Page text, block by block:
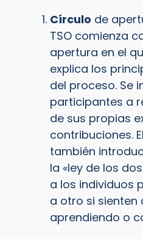
Círculo de
TSO comienza
apertura en el
explica los
del proceso. Se
participantes a
de sus propias
contribuciones.
también
la «ley de los
a los individuos
a otro si sienten
aprendiendo o